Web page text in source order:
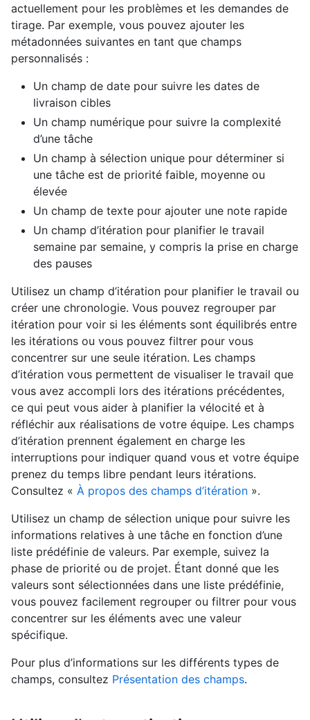
actuellement pour les problèmes et les demandes de
tirage. Par exemple, vous pouvez ajouter les
métadonnées suivantes en tant que champs
personnalisés :
Un champ de date pour suivre les dates de
livraison cibles
Un champ numérique pour suivre la complexité
d’une tâche
Un champ à sélection unique pour déterminer si
une tâche est de priorité faible, moyenne ou
élevée
Un champ de texte pour ajouter une note rapide
Un champ d’itération pour planifier le travail
semaine par semaine, y compris la prise en charge
des pauses
Utilisez un champ d’itération pour planifier le travail ou
créer une chronologie. Vous pouvez regrouper par
itération pour voir si les éléments sont équilibrés entre
les itérations ou vous pouvez filtrer pour vous
concentrer sur une seule itération. Les champs
d’itération vous permettent de visualiser le travail que
vous avez accompli lors des itérations précédentes,
ce qui peut vous aider à planifier la vélocité et à
réfléchir aux réalisations de votre équipe. Les champs
d’itération prennent également en charge les
interruptions pour indiquer quand vous et votre équipe
prenez du temps libre pendant leurs itérations.
Consultez « À propos des champs d’itération ».
Utilisez un champ de sélection unique pour suivre les
informations relatives à une tâche en fonction d’une
liste prédéfinie de valeurs. Par exemple, suivez la
phase de priorité ou de projet. Étant donné que les
valeurs sont sélectionnées dans une liste prédéfinie,
vous pouvez facilement regrouper ou filtrer pour vous
concentrer sur les éléments avec une valeur
spécifique.
Pour plus d’informations sur les différents types de
champs, consultez Présentation des champs.